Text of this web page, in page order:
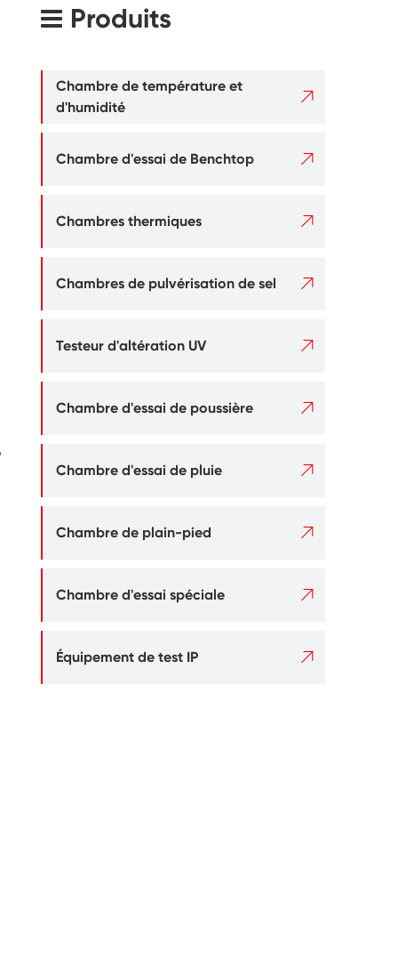
Produits
Chambre de température et
d'humidité

Chambre d'essai de Benchtop 
Chambres thermiques 
Chambres de pulvérisation de sel 
Testeur d'altération UV 
Chambre d'essai de poussière 
Chambre d'essai de pluie 
Chambre de plain-pied 
Chambre d'essai spéciale 
Équipement de test IP 